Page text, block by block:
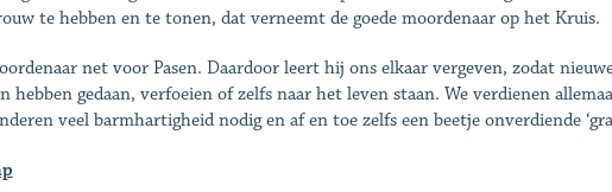
te hebben en te tonen, dat verneemt de goede moordenaar op het Kruis.
net voor Pasen. Daardoor leert hij ons elkaar vergeven, zodat
hebben gedaan, verfoeien of zelfs naar het leven staan. We verdienen
veel barmhartigheid nodig en af en toe zelfs een beetje onverdiende